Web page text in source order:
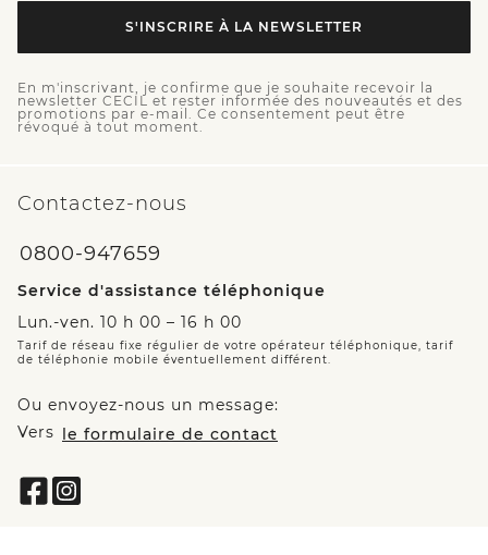
S'INSCRIRE À LA NEWSLETTER
En m'inscrivant, je confirme que je souhaite recevoir la
newsletter CECIL et rester informée des nouveautés et des
promotions par e-mail. Ce consentement peut être
révoqué à tout moment.
Contactez-nous
0800-947659
Service d'assistance téléphonique
Lun.-ven. 10 h 00 – 16 h 00
Tarif de réseau fixe régulier de votre opérateur téléphonique, tarif
de téléphonie mobile éventuellement différent.
Ou envoyez-nous un message:
Vers le formulaire de contact